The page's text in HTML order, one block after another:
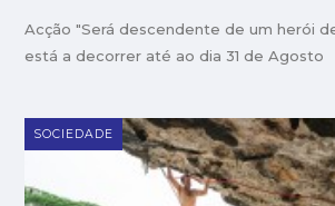
Acção "Será descendente de um herói
está a decorrer até ao dia 31 de Agosto
SOCIEDADE